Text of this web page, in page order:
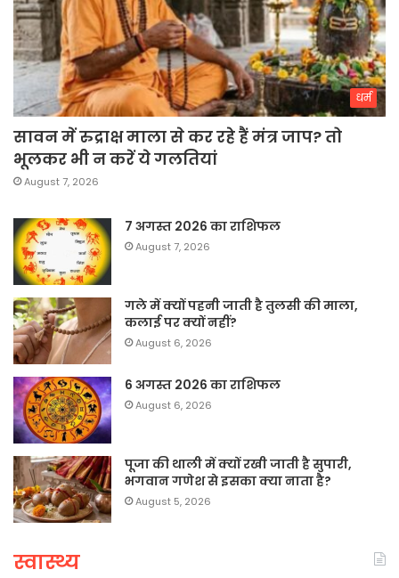
धर्म
सावन में रुद्राक्ष माला से कर रहे हैं मंत्र जाप? तो
भूलकर भी न करें ये गलतियां
August 7, 2026
7 अगस्त 2026 का राशिफल
August 7, 2026
गले में क्यों पहनी जाती है तुलसी की माला,
कलाई पर क्यों नहीं?
August 6, 2026
6 अगस्त 2026 का राशिफल
August 6, 2026
पूजा की थाली में क्यों रखी जाती है सुपारी,
भगवान गणेश से इसका क्या नाता है?
August 5, 2026
स्वास्थ्य